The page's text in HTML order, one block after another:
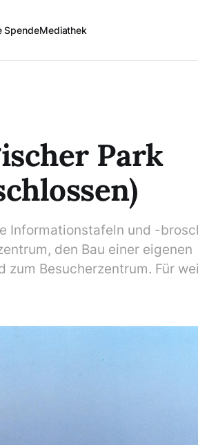
SpendeMediathek
Park
Informationstafeln und -
den Bau einer eigenen
zum Besucherzentrum. Für